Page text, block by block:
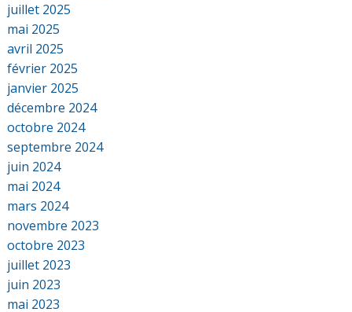
juillet 2025
mai 2025
avril 2025
février 2025
janvier 2025
décembre 2024
octobre 2024
septembre 2024
juin 2024
mai 2024
mars 2024
novembre 2023
octobre 2023
juillet 2023
juin 2023
mai 2023